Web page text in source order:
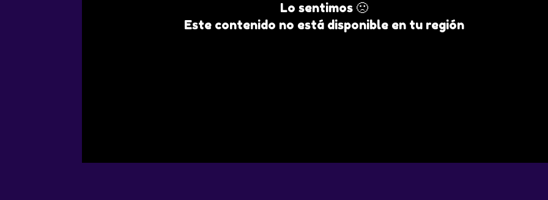
Lo sentimos 🙁
Este contenido no está disponible en tu región